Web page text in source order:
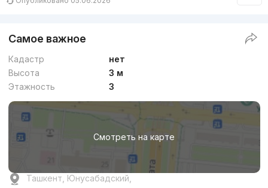
Самое важное
Кадастр
нет
Высота
3 м
Этажность
3
Смотреть на карте
Ташкент, Юнусабадский,